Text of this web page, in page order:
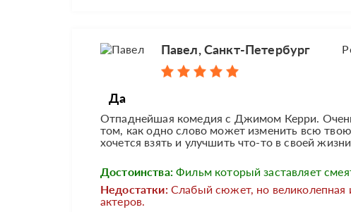
Павел, Санкт-Петербург
Да
Отпаднейшая комедия с Джимом Керри.
том, как одно слово может изменить всю
хочется взять и улучшить что-то в своей
Достоинства: Фильм который заставляет
Недостатки: Слабый сюжет, но великолепная
актеров.